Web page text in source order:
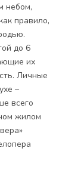
небом,
правило,
до 6
их
Личные
–
всего
жилом